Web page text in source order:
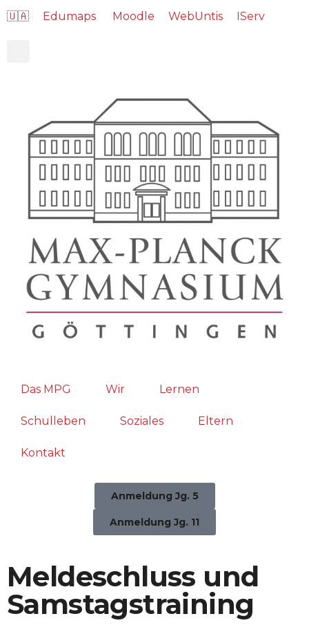
🇺🇦 Edumaps Moodle WebUntis IServ
Das MPG Wir Lernen
Schulleben Soziales Eltern
Kontakt
Anmeldung Jg. 5
Anmeldung Jg. 11
Meldeschluss und
Samstagstraining